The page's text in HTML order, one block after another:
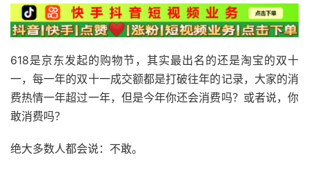
618是京东发起的购物节，其实最出名的还是淘宝的双十
一，每一年的双十一成交额都是打破往年的记录，大家的消
费热情一年超过一年，但是今年你还会消费吗？或者说，你
敢消费吗？
绝大多数人都会说：不敢。